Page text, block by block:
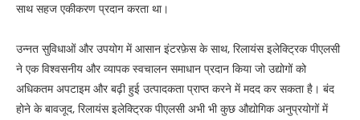
साथ सहज एकीकरण प्रदान करता था।
उन्नत सुविधाओं और उपयोग में आसान इंटरफ़ेस के साथ, रिलायंस इलेक्ट्रिक पीएलसी
ने एक विश्वसनीय और व्यापक स्वचालन समाधान प्रदान किया जो उद्योगों को
अधिकतम अपटाइम और बढ़ी हुई उत्पादकता प्राप्त करने में मदद कर सकता है। बंद
होने के बावजूद, रिलायंस इलेक्ट्रिक पीएलसी अभी भी कुछ औद्योगिक अनुप्रयोगों में